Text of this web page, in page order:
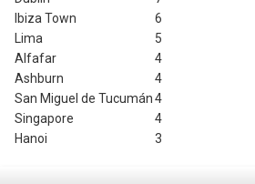
Ibiza Town
6
Lima
5
Alfafar
4
Ashburn
4
San Miguel de Tucumán4
Singapore
4
Hanoi
3